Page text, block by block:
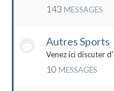
143 MESSAGES
Autres Sports
Venez ici discuter
10 MESSAGES